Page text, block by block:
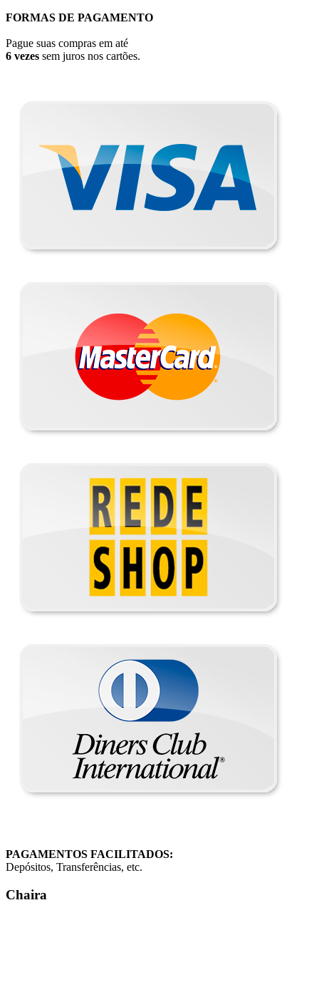
FORMAS DE PAGAMENTO
Pague suas compras em até
6 vezes sem juros nos cartões.
PAGAMENTOS FACILITADOS:
Depósitos, Transferências, etc.
Chaira